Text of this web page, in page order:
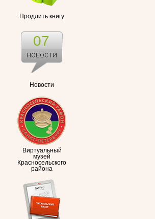
Продлить книгу
Новости
07
Виртуальный
музей
Красносельского
района